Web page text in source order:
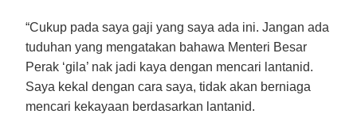
“Cukup pada saya gaji yang saya ada ini. Jangan ada
tuduhan yang mengatakan bahawa Menteri Besar
Perak ‘gila’ nak jadi kaya dengan mencari lantanid.
Saya kekal dengan cara saya, tidak akan berniaga
mencari kekayaan berdasarkan lantanid.